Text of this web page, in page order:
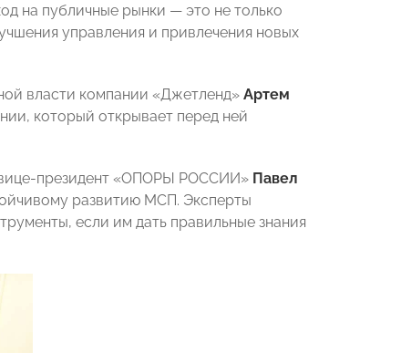
на публичные рынки — это не только
управления и привлечения новых
власти компании «Джетленд» Артем
который открывает перед ней
вице-президент «ОПОРЫ РОССИИ» Павел
развитию МСП. Эксперты
если им дать правильные знания